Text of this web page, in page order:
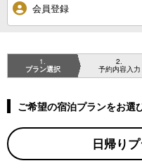
会員登録
1
プラン選択
2
予約内容入力
ご希望の宿泊プランをお選
日帰り